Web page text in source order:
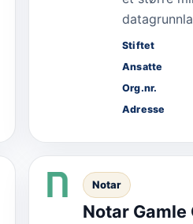
Stiftet
Ansatte
Org.nr.
Adresse
Notar
Notar Gamle